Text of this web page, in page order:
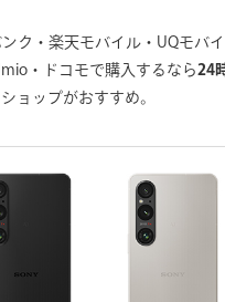
ク・楽天モバイル・UQモバ
・ドコモで購入するなら24
ョップがおすすめ。